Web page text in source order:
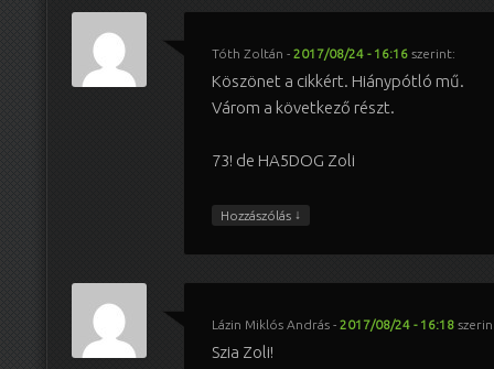
Tóth Zoltán - 2017/08/24 - 16:16 szerint:
Köszönet a cikkért. Hiánypótló mű.
Várom a következő részt.
73! de HA5DOG Zoli
Hozzászólás ↓
Lázin Miklós András- 2017/08/24 - 16:18
Szia Zoli!